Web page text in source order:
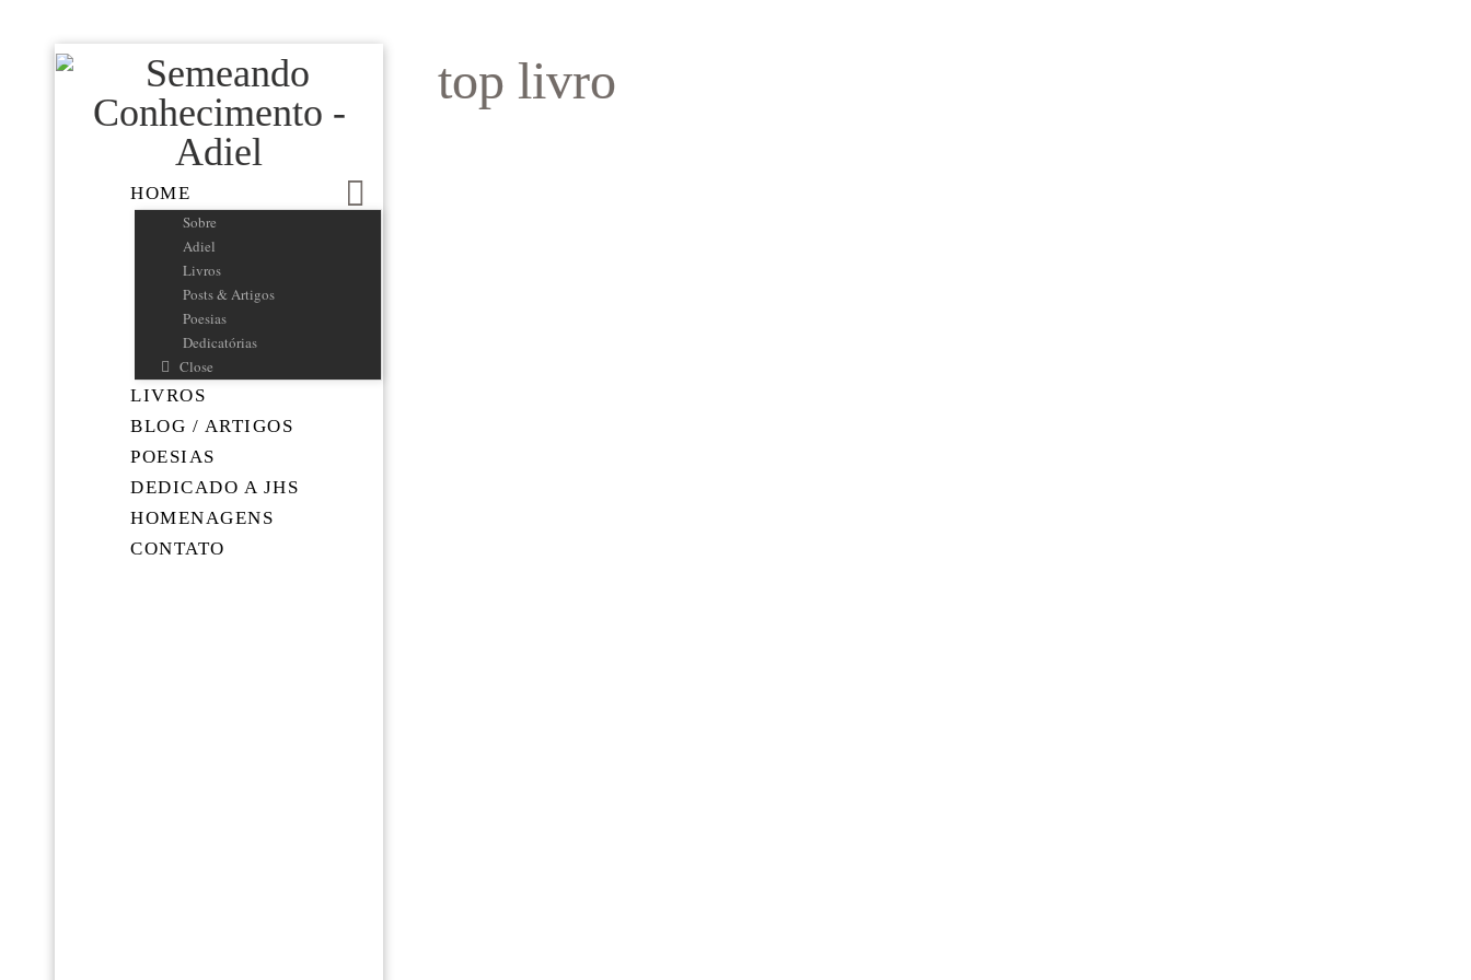
HOME
Sobre
Adiel
Livros
Posts & Artigos
Poesias
Dedicatórias
Close
LIVROS
BLOG / ARTIGOS
POESIAS
DEDICADO A JHS
HOMENAGENS
CONTATO
top livro